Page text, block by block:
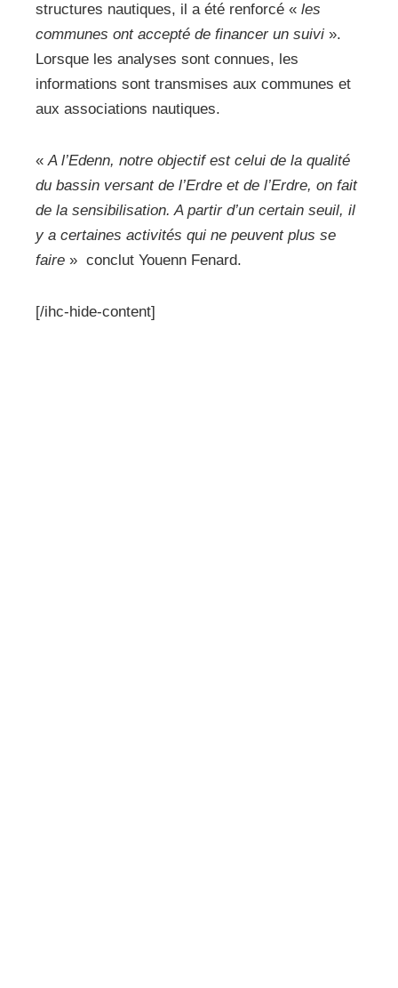
structures nautiques, il a été renforcé « les
communes ont accepté de financer un suivi ».
Lorsque les analyses sont connues, les
informations sont transmises aux communes et
aux associations nautiques.
«A l’Edenn, notre objectif est celui de la qualité
du bassin versant de l’Erdre et de l’Erdre, on fait
de la sensibilisation. A partir d’un certain seuil, il
y a certaines activités qui ne peuvent plus se
faire » conclut Youenn Fenard.
[/ihc-hide-content]